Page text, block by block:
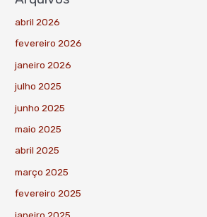
abril 2026
fevereiro 2026
janeiro 2026
julho 2025
junho 2025
maio 2025
abril 2025
março 2025
fevereiro 2025
janeiro 2025